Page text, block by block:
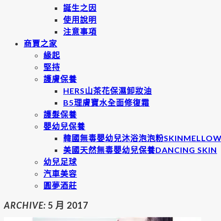
誕生之因
使用說明
注意事項
商賈之家
緣起
堅持
護膚保養
HERS山茶花保濕卸妝油
B5理膚寶水全面修復霜
護髮保養
嬰幼兒保養
韓國無毒嬰幼兒沐浴泡泡粉
美國天然無毒嬰幼兒保養DANCING SKIN
幼兒足球
汽車美容
圓夢酒莊
ARCHIVE: 5 月 2017